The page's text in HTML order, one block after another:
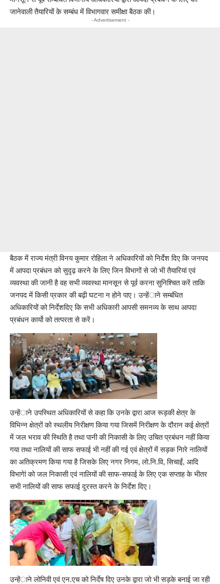
जानेवाली तैयारियों के सम्बंध में विभागवार समीक्षा बैठक की।
- Advertisement -
बैठक में राज्य मंत्री विनय कुमार रोहिला ने अधिकारियों को निर्देश दिए कि जनपद
में आपदा प्रबंधन को सुदृढ़ करने के लिए जिन विभागों से जो भी तैयारियां एवं
व्यवस्था की जानी है वह सभी व्यवस्था मानसून से पूर्व करना सुनिश्चित करें ताकि
जनपद में किसी प्रकार की बढ़ी घटना न होने पाए। उन्हेंाने सम्बंधित
अधिकारियों को निर्देशदिए कि सभी अधिकारी आपसी समनव्य के साथ आपदा
प्रबंधन कार्यो को तत्परता से करें।
उन्हेंाने उपस्थित अधिकारियों से कहा कि उनके द्वारा आज रूड़की क्षेत्र के
विभिन्न क्षेत्रों को स्थलीय निरीक्षण किया गया जिसमें निरीक्षण के दौरान कई क्षेत्रों
में जल भराव की स्थिति है तथा पानी की निकासी के लिए उचित प्रबंधन नहीं किया
गया तथा नालियों की साफ सफाई भी नहीं की गई एवं क्षेत्रों में सड़क निारे नालियों
का अतिक्रमण किया गया है जिसके लिए नगर निगम, लो.नि.वि, सिचाईं, आदि
विभागेां को जल निकासी एवं नालियों की साफ-सफाई के लिए एक सप्ताह के भीतर
सभी नालियों की साफ सफाई दुरस्त करने के निर्देश दिए।
उन्हेंाने लोनिवी एवं एन.एच को निर्देष दिए उनके द्वारा जो भी सड़के बनाई जा रही